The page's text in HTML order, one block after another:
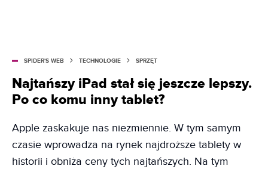
SPIDER'S WEB TECHNOLOGIE SPRZĘT
Najtańszy iPad stał się jeszcze lepszy.
Po co komu inny tablet?
Apple zaskakuje nas niezmiennie. W tym samym
czasie wprowadza na rynek najdroższe tablety w
historii i obniża ceny tych najtańszych. Na tym